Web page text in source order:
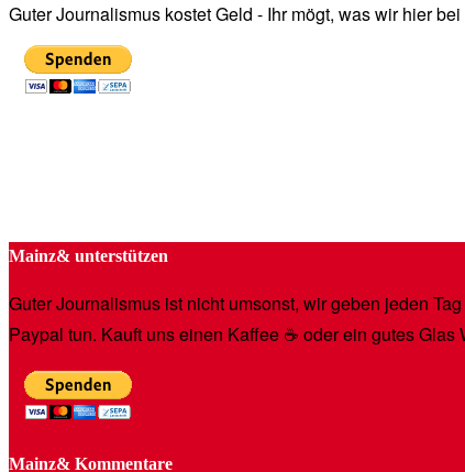
Guter Journalismus kostet Geld - Ihr mögt, was wir hier
Mainz& unterstützen
Guter Journalismus ist nicht umsonst, wir geben jeden
Paypal tun. Kauft uns einen Kaffee ☕️ oder ein gutes
Mainz& Kommentare